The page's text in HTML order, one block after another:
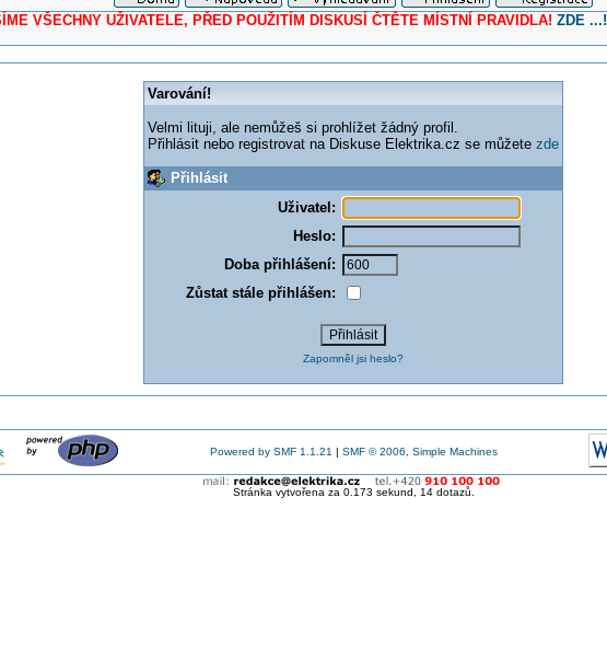
UŽIVATELE, PŘED POUŽITÍM DISKUSÍ ČTĚTE MÍSTNÍ PRAVIDLA! ZDE ...!
Varování!
Velmi lituji, ale nemůžeš si prohlížet žádný profil.
Přihlásit nebo registrovat na Diskuse Elektrika.cz se můžete zde
Přihlásit
Uživatel:
Heslo:
Doba přihlášení:
Zůstat stále přihlášen:
Zapomněl jsi heslo?
Powered by SMF 1.1.21 | SMF © 2006, Simple Machines
Stránka vytvořena za 0.173 sekund, 14 dotazů.